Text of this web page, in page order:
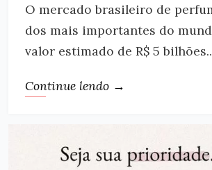
O mercado brasileiro de
dos mais importantes do
valor estimado de R$ 5
Continue lendo →